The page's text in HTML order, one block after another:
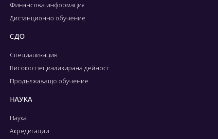
Финансова информация
Дистанционно обучение
СДО
Специализация
Високоспециализирана дейност
Продължаващо обучение
НАУКА
Наука
Акредитации